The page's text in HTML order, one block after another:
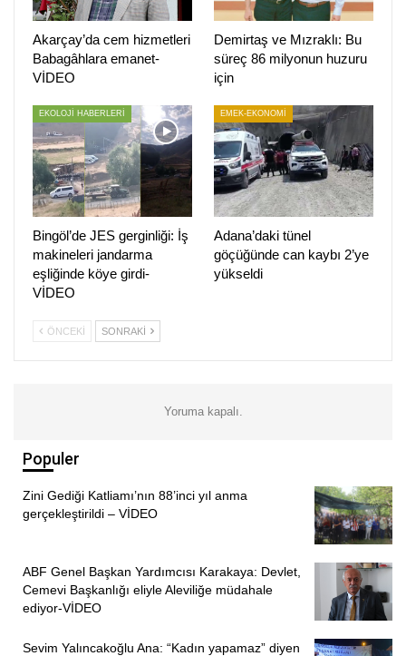
diliyorum. Hiç kimsenin annesine, eşine, ailesine kimsenin
küfretme hakkı yoktur. Aile en kutsalımızdır, kadınlar
onurumuzdur. Kimin annesi olursa olsun en ağır şekilde
elbette kınamak, yakışıksız ifadeleri engellemek de
hepimizin görevi. Kanunlar toplumun ihtiyaçları için
çıkarılır. Kanun dağıtımı yargıdadır, sosyal medyada değil.
Bu tür hadiseleri de inşallah hiç kimse yaşamaz.”
İçişleri Bakanı Süleyman Soylu, annesiyle ilgili bir
paylaşımın altına küfürlü ifade yazan kişinin
tutuklanmamasına tepki göstermiş, Twitter’dan ‘Bakan
olsam ne yazar’ diye paylaşım yapmıştı.
Akarçay’da cem hizmetleri
Babagâhlara emanet-
VİDEO
Demirtaş ve Mızraklı: Bu
süreç 86 milyonun huzuru
için
EKOLOJİ HABERLERİ
Bingöl’de JES gerginliği: İş
makineleri jandarma
eşliğinde köye girdi-
VİDEO
EMEK-EKONOMİ
Adana’daki tünel
göçüğünde can kaybı 2’ye
yükseldi
ÖNCEKI SONRAKI
Yoruma kapalı.
Populer
Zini Gediği Katliamı’nın 88’inci yıl anma
gerçekleştirildi – VİDEO
ABF Genel Başkan Yardımcısı Karakaya: Devlet,
Cemevi Başkanlığı eliyle Aleviliğe müdahale
ediyor-VİDEO
Sevim Yalıncakoğlu Ana: “Kadın yapamaz” diyen